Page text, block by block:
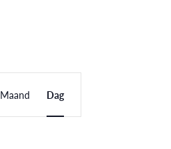
weergaven
Maand Dag